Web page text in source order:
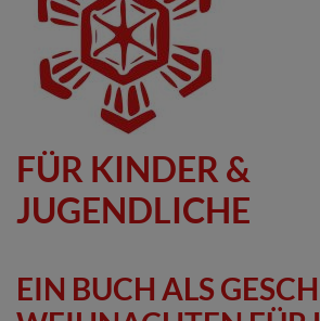
FÜR KINDER &
JUGENDLICHE
EIN BUCH ALS